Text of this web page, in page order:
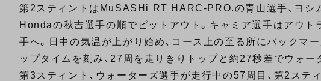
第2スティントはMuSASHi RT HARC-PRO.の青山選手、ヨシ
Hondaの秋吉選手の順でピットアウト。キャミア選手はアウ
手へ。日中の気温が上がり始め、コース上の至る所にバック
ップタイムを刻み、27周を走りきりトップと約27秒差でウォー
第3スティント、ウォーターズ選手が走行中の57周目、第2ス